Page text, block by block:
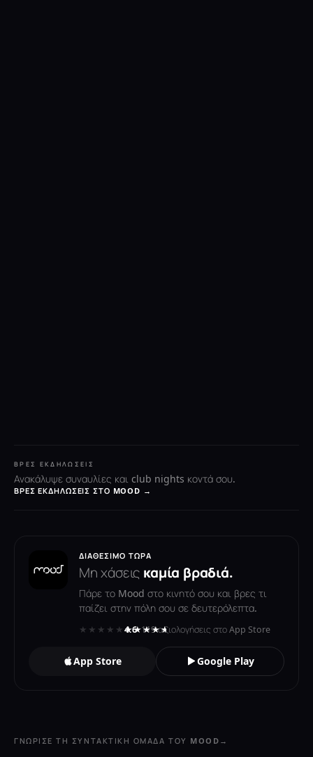
ΒΡΕΣ ΕΚΔΗΛΏΣΕΙΣ
Ανακάλυψε συναυλίες και club nights κοντά σου.
ΒΡΕΣ ΕΚΔΗΛΏΣΕΙΣ ΣΤΟ MOOD →
ΔΙΑΘΈΣΙΜΟ ΤΏΡΑ
Μη χάσεις καμία βραδιά.
Πάρε το Mood στο κινητό σου και βρες τι
παίζει στην πόλη σου σε δευτερόλεπτα.
★★★★★★★★★★
4.6· 119 αξιολογήσεις στο App Store
App Store Google Play
ΓΝΏΡΙΣΕ ΤΗ ΣΥΝΤΑΚΤΙΚΉ ΟΜΆΔΑ ΤΟΥ MOOD →